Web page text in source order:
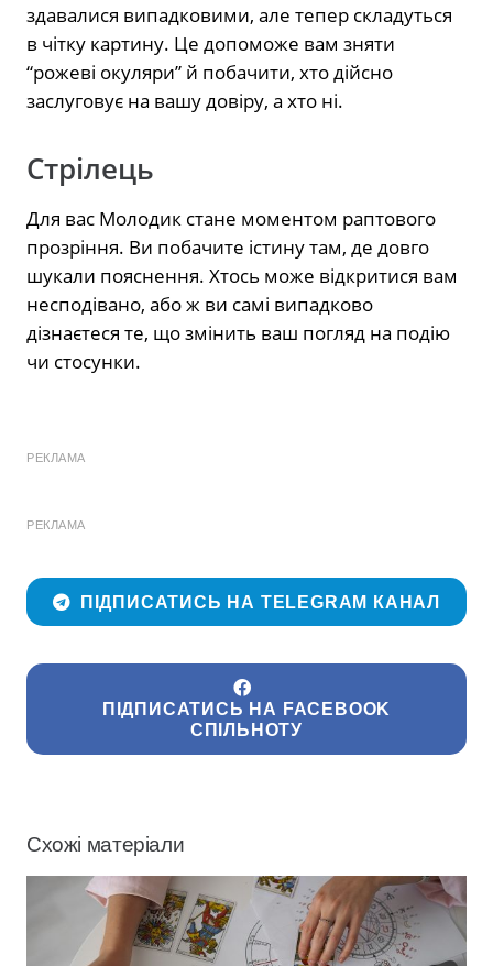
здавалися випадковими, але тепер складуться
в чітку картину. Це допоможе вам зняти
“рожеві окуляри” й побачити, хто дійсно
заслуговує на вашу довіру, а хто ні.
Стрілець
Для вас Молодик стане моментом раптового
прозріння. Ви побачите істину там, де довго
шукали пояснення. Хтось може відкритися вам
несподівано, або ж ви самі випадково
дізнаєтеся те, що змінить ваш погляд на подію
чи стосунки.
РЕКЛАМА
РЕКЛАМА
ПІДПИСАТИСЬ НА TELEGRAM КАНАЛ
ПІДПИСАТИСЬ НА FACEBOOK
СПІЛЬНОТУ
Схожі матеріали